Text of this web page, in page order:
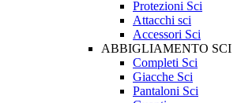
Protezioni Sci
Attacchi sci
Accessori Sci
ABBIGLIAMENTO SCI
Completi Sci
Giacche Sci
Pantaloni Sci